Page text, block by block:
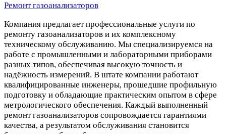
Ремонт газоанализаторов
Компания предлагает профессиональные услуги по
ремонту газоанализаторов и их комплексному
техническому обслуживанию. Мы специализируемся на
работе с промышленными и лабораторными приборами
разных типов, обеспечивая высокую точность и
надёжность измерений. В штате компании работают
квалифицированные инженеры, прошедшие профильную
подготовку и обладающие практическим опытом в сфере
метрологического обеспечения. Каждый выполненный
ремонт газоанализаторов сопровождается гарантиями
качества, а результатом обслуживания становится